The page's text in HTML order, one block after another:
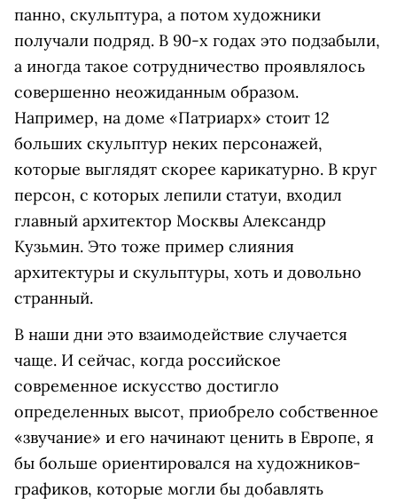
панно, скульптура, а потом художники
получали подряд. В 90-х годах это подзабыли,
а иногда такое сотрудничество проявлялось
совершенно неожиданным образом.
Например, на доме «Патриарх» стоит 12
больших скульптур неких персонажей,
которые выглядят скорее карикатурно. В круг
персон, с которых лепили статуи, входил
главный архитектор Москвы Александр
Кузьмин. Это тоже пример слияния
архитектуры и скульптуры, хоть и довольно
странный.
В наши дни это взаимодействие случается
чаще. И сейчас, когда российское
современное искусство достигло
определенных высот, приобрело собственное
«звучание» и его начинают ценить в Европе, я
бы больше ориентировался на художников-
графиков, которые могли бы добавлять